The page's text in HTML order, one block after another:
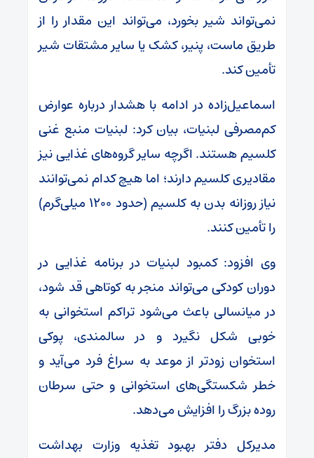
نمی‌تواند شیر بخورد، می‌تواند این مقدار را از
طریق ماست، پنیر، کشک یا سایر مشتقات شیر
تأمین کند.
اسماعیل‌زاده در ادامه با هشدار درباره عوارض
کم‌مصرفی لبنیات، بیان کرد: لبنیات منبع غنی
کلسیم هستند. اگرچه سایر گروه‌های غذایی نیز
مقادیری کلسیم دارند؛ اما هیچ کدام نمی‌توانند
نیاز روزانه بدن به کلسیم (حدود ۱۲۰۰ میلی‌گرم)
را تأمین کنند.
وی افزود: کمبود لبنیات در برنامه غذایی در
دوران کودکی می‌تواند منجر به کوتاهی قد شود،
در میانسالی باعث می‌شود تراکم استخوانی به
خوبی شکل نگیرد و در سالمندی، پوکی
استخوان زودتر از موعد به سراغ فرد می‌آید و
خطر شکستگی‌های استخوانی و حتی سرطان
روده بزرگ را افزایش می‌دهد.
مدیرکل دفتر بهبود تغذیه وزارت بهداشت